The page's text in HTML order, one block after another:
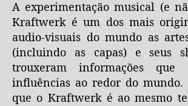
A experimentação musical (e
Kraftwerk é um dos mais
audio-visuais do mundo as
(incluindo as capas) e seus
trouxeram informações que
influências ao redor do mundo.
que o Kraftwerk é ao mesmo